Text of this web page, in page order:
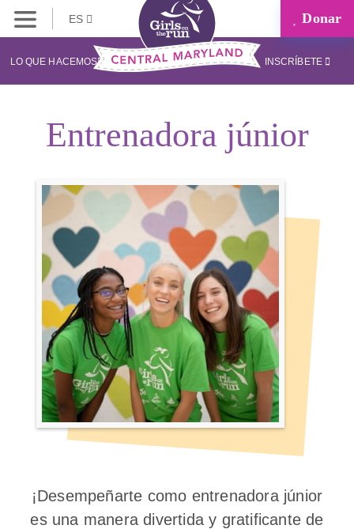
ES Donar
LO QUE HACEMOS INSCRÍBETE
Entrenadora júnior
¡Desempeñarte como entrenadora júnior
es una manera divertida y gratificante de